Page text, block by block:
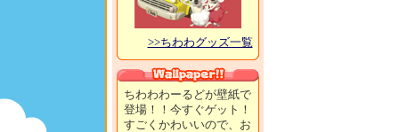
>>ちわわグッズ一覧
ちわわわーるどが壁紙で
登場！！今すぐゲット！
すごくかわいいので、お